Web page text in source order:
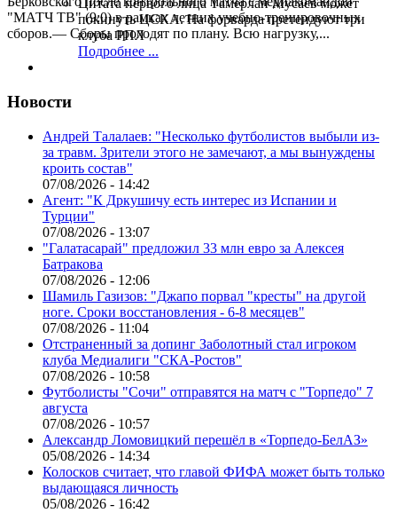
"МАТЧ ТВ" (9:0) в рамках летних учебно-тренировочных
сборов.— Сборы проходят по плану. Всю нагрузку,...
Цитата первого лица Тамерлан Мусаев может
покинуть ЦСКА. На форварда претендуют три
клуба РПЛ
Подробнее ...
Новости
Андрей Талалаев: "Несколько футболистов выбыли из-
за травм. Зрители этого не замечают, а мы вынуждены
кроить состав"
07/08/2026 - 14:42
Агент: "К Дркушичу есть интерес из Испании и
Турции"
07/08/2026 - 13:07
"Галатасарай" предложил 33 млн евро за Алексея
Батракова
07/08/2026 - 12:06
Шамиль Газизов: "Джапо порвал "кресты" на другой
ноге. Сроки восстановления - 6-8 месяцев"
07/08/2026 - 11:04
Отстраненный за допинг Заболотный стал игроком
клуба Медиалиги "СКА-Ростов"
07/08/2026 - 10:58
Футболисты "Сочи" отправятся на матч с "Торпедо" 7
августа
07/08/2026 - 10:57
Александр Ломовицкий перешёл в «Торпедо-БелАЗ»
05/08/2026 - 14:34
Колосков считает, что главой ФИФА может быть только
выдающаяся личность
05/08/2026 - 16:42